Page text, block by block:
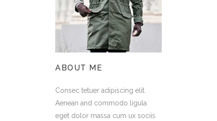
ABOUT ME
Consec tetuer adipiscing elit.
Aenean and commodo ligula
eget dolor massa cum ux sociis